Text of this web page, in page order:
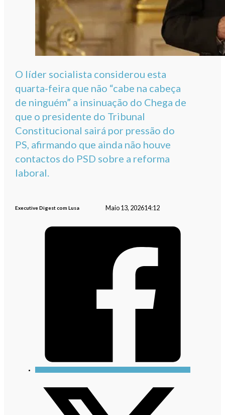
O líder socialista considerou esta
quarta-feira que não “cabe na cabeça
de ninguém” a insinuação do Chega de
que o presidente do Tribunal
Constitucional sairá por pressão do
PS, afirmando que ainda não houve
contactos do PSD sobre a reforma
laboral.
Executive Digest com Lusa Maio 13, 202614:12